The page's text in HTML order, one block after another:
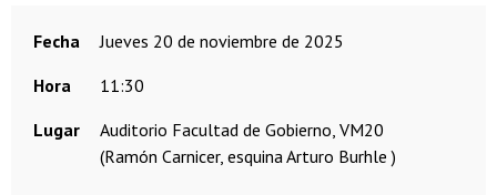
Fecha
jueves 20 de noviembre de 2025
Hora
11:30
Lugar
Auditorio Facultad de Gobierno, VM20
(Ramón Carnicer, esquina Arturo Burhle )